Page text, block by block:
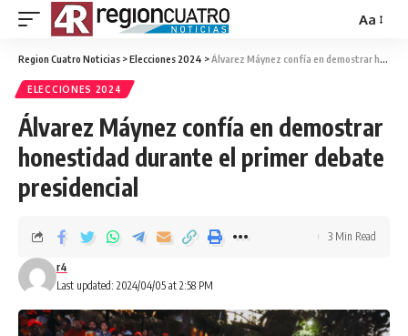
Aa
Region Cuatro Noticias >Elecciones 2024 >Álvarez Máynez confía en demostrar honestidad durante el primer debate presidencial
ELECCIONES 2024
Álvarez Máynez confía en demostrar
honestidad durante el primer debate
presidencial
Last updated: 2024/04/05 at 2:58 PM
r4
3 Min Read